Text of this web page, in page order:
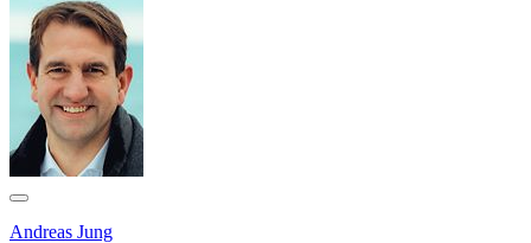
Andreas Jung